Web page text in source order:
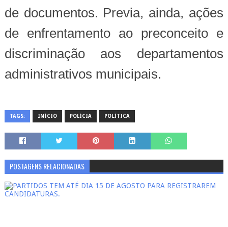
de documentos. Previa, ainda, ações
de enfrentamento ao preconceito e
discriminação aos departamentos
administrativos municipais.
TAGS: INÍCIO POLÍCIA POLÍTICA
POSTAGENS RELACIONADAS